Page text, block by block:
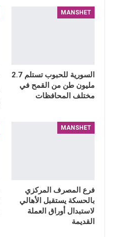
MANSHET
السورية للحبوب تستلم 2.7
مليون طن من القمح في
مختلف المحافظات
MANSHET
فرع المصرف المركزي
بالحسكة يستقبل الأهالي
لاستبدال أوراق العملة
القديمة